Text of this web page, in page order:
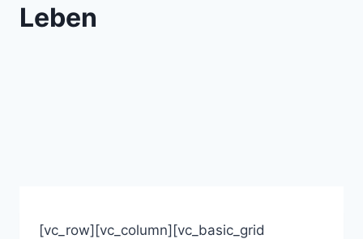
Leben
[vc_row][vc_column][vc_basic_grid